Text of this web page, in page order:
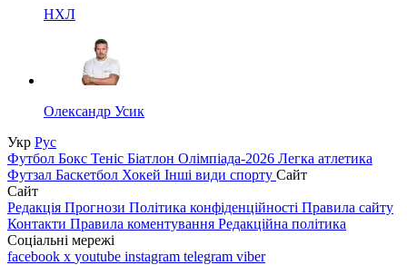
НХЛ
Олександр Усик
Укр Рус
Футбол Бокс Теніс Біатлон Олімпіада-2026 Легка атлетика
Футзал Баскетбол Хокей Інші види спорту Сайт
Сайт
Редакція Прогнози Політика конфіденційності Правила сайту
Контакти Правила коментування Редакційна політика
Соціальні мережі
facebook x youtube instagram telegram viber